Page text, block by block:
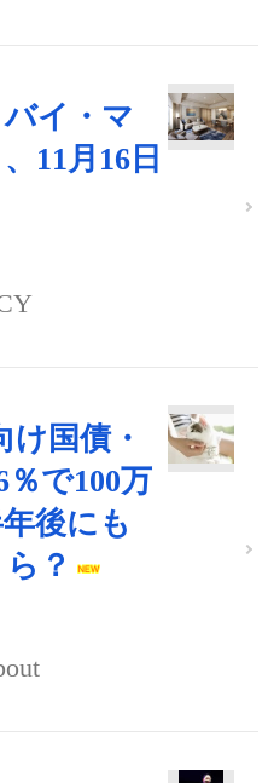
バイ・マ
11月16日
け国債・
％で100万
後にも
？